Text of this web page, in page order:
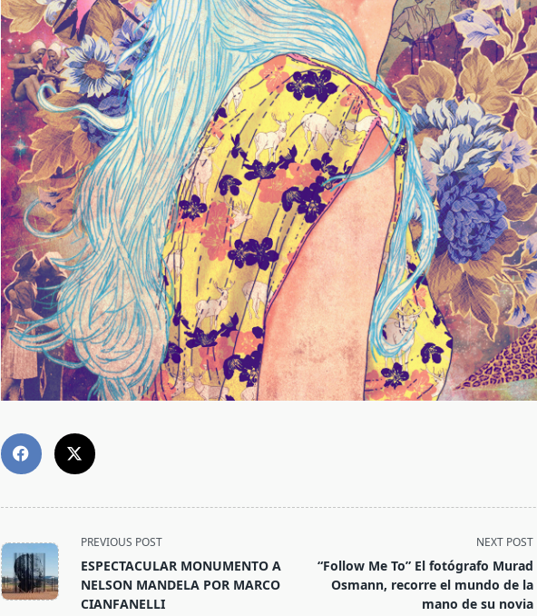
<span
class="nav-
subtitle
screen-
PREVIOUS POST
ESPECTACULAR MONUMENTO A
NELSON MANDELA POR MARCO
CIANFANELLI
NEXT POST
“Follow Me To” El fotógrafo Murad
Osmann, recorre el mundo de la
mano de su novia